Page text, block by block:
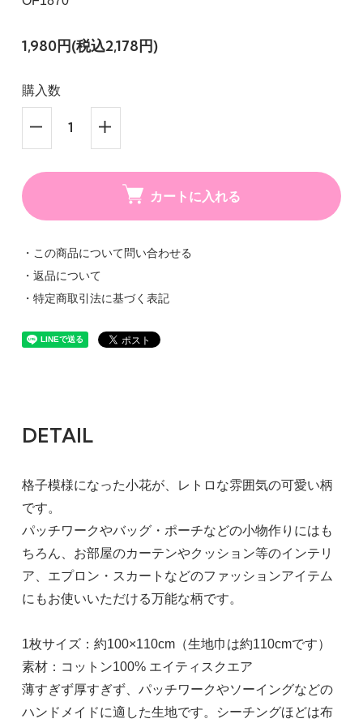
1,980円(税込2,178円)
購入数
カートに入れる
・この商品について問い合わせる
・返品について
・特定商取引法に基づく表記
DETAIL
格子模様になった小花が、レトロな雰囲気の可愛い柄
です。
パッチワークやバッグ・ポーチなどの小物作りにはも
ちろん、お部屋のカーテンやクッション等のインテリ
ア、エプロン・スカートなどのファッションアイテム
にもお使いいただける万能な柄です。
1枚サイズ：約100×110cm（生地巾は約110cmです）
素材：コットン100% エイティスクエア
薄すぎず厚すぎず、パッチワークやソーイングなどの
ハンドメイドに適した生地です。シーチングほどは布